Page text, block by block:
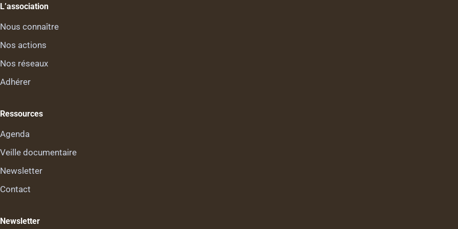
L’association
Nous connaître
Nos actions
Nos réseaux
Adhérer
Ressources
Agenda
Veille documentaire
Newsletter
Contact
Newsletter